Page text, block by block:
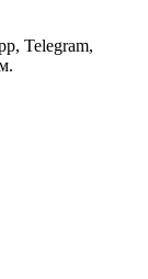
Telegram,